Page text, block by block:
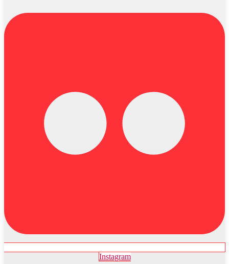
Instagram